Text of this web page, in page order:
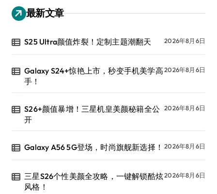
最新文章
S25 Ultra颜值炸裂！定制主题潮翻天 2026年8月6日
Galaxy S24+惊艳上市，秒变手机美学高
手！
2026年8月6日
S26+颜值暴增！三星机皇美颜秘籍全公
开
2026年8月6日
Galaxy A56 5G登场，时尚旗舰新选择！ 2026年8月6日
三星S26个性美颜全攻略，一键解锁酷炫
风格！
2026年8月6日